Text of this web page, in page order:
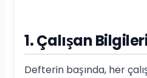
1. Çalışan
Defterin başında, her